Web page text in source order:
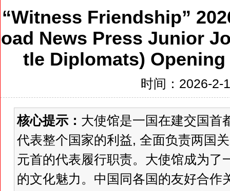
“Witness Friendship”
oad News Press Junior
tle Diplomats)
时间：2026-2-
核心提示： 大使馆是一国在建交国首
代表整个国家的利益, 全面负责两国
元首的代表履行职责。大使馆成为了
的文化魅力。中国同各国的友好合作